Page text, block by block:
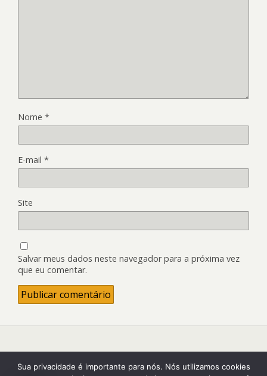
Nome *
E-mail *
Site
Salvar meus dados neste navegador para a próxima vez
que eu comentar.
Back to top
Sua privacidade é importante para nós. Nós utilizamos cookies